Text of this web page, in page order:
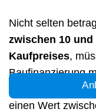
Nicht selten
zwischen 10
Kaufpreises,
Baufinanzierung
optimale
einen Wert